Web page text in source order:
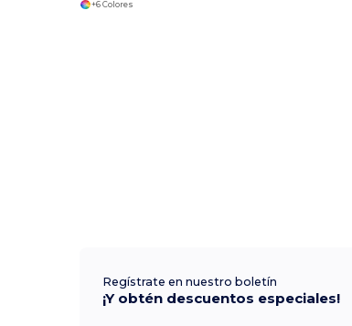
+6 Colores
Regístrate en nuestro boletín
¡Y obtén descuentos especiales!